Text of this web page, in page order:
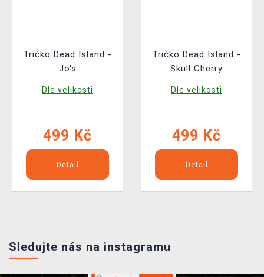
Tričko Dead Island -
Jo's
Dle velikosti
499 Kč
Detail
Tričko Dead Island -
Skull Cherry
Dle velikosti
499 Kč
Detail
Sledujte nás na instagramu